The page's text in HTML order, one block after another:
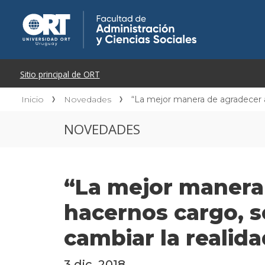
Inicio Novedades “La mejor manera de
NOVEDADES
“La mejor
hacernos cargo,
cambiar la